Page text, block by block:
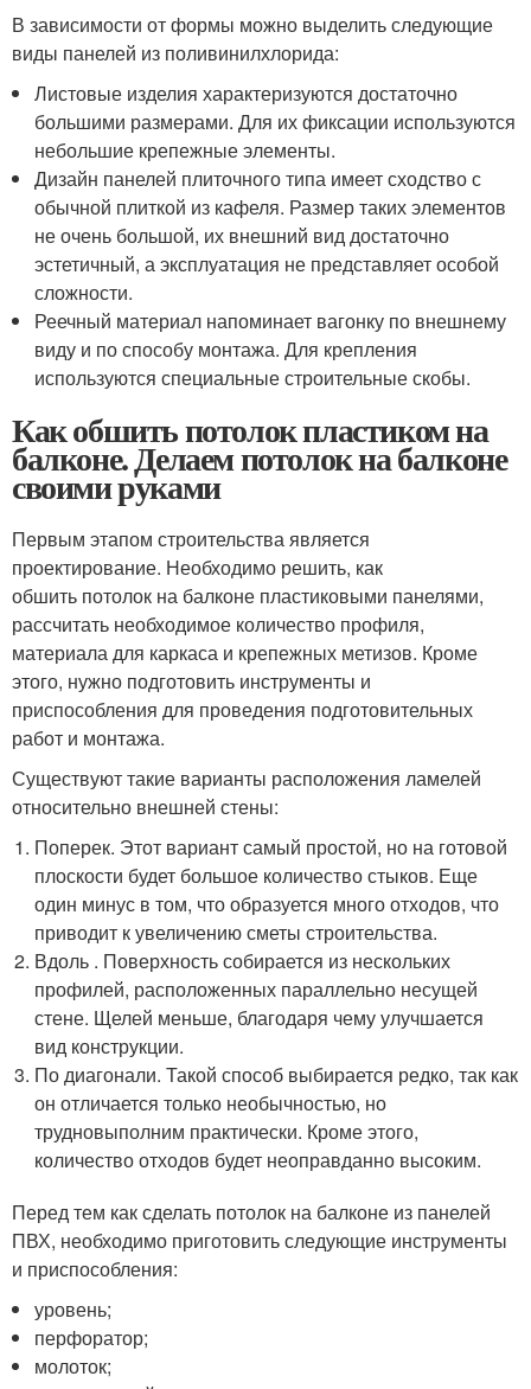
В зависимости от формы можно выделить следующие
виды панелей из поливинилхлорида:
Листовые изделия характеризуются достаточно
большими размерами. Для их фиксации используются
небольшие крепежные элементы.
Дизайн панелей плиточного типа имеет сходство с
обычной плиткой из кафеля. Размер таких элементов
не очень большой, их внешний вид достаточно
эстетичный, а эксплуатация не представляет особой
сложности.
Реечный материал напоминает вагонку по внешнему
виду и по способу монтажа. Для крепления
используются специальные строительные скобы.
Как обшить потолок пластиком на
балконе. Делаем потолок на балконе
своими руками
Первым этапом строительства является
проектирование. Необходимо решить, как
обшить потолок на балконе пластиковыми панелями,
рассчитать необходимое количество профиля,
материала для каркаса и крепежных метизов. Кроме
этого, нужно подготовить инструменты и
приспособления для проведения подготовительных
работ и монтажа.
Существуют такие варианты расположения ламелей
относительно внешней стены:
Поперек. Этот вариант самый простой, но на готовой
плоскости будет большое количество стыков. Еще
один минус в том, что образуется много отходов, что
приводит к увеличению сметы строительства.
Вдоль . Поверхность собирается из нескольких
профилей, расположенных параллельно несущей
стене. Щелей меньше, благодаря чему улучшается
вид конструкции.
По диагонали. Такой способ выбирается редко, так как
он отличается только необычностью, но
трудновыполним практически. Кроме этого,
количество отходов будет неоправданно высоким.
Перед тем как сделать потолок на балконе из панелей
ПВХ, необходимо приготовить следующие инструменты
и приспособления:
уровень;
перфоратор;
молоток;